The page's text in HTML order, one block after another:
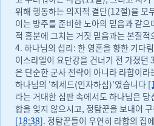
위해 행동하는 의지적 결단(12절)을 모
이는 방주를 준비한 노아의 믿음과 같
적 흥분에 그치는 거짓 믿음과는 본질적
4. 하나님의 섭리: 한 영혼을 향한 기다
이스라엘이 요단강을 건너기 전 가졌던
은 단순한 군사 전략이 아니라 라합이
하나님의 '헤세드(인자하심)'였습니다
라는 거대한 심판 속에서도 하나님은
합을 잊지 않으시고, 정탐꾼을 보내어
[18:38]. 정탐꾼들이 우연히 라합의 집